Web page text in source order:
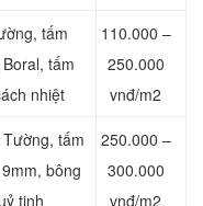
tấm
tấm
nhiệt
110.000 –
250.000
vnđ/m2
tấm
bông
tinh
250.000 –
300.000
vnđ/m2